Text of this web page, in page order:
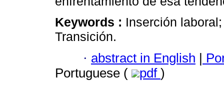
Keywords : Inserción
Transición.
· abstract in English |
Portuguese (
pdf )